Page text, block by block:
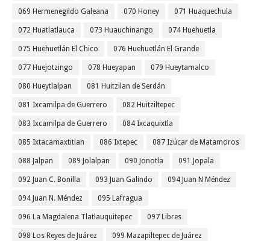
069 Hermenegildo Galeana 070 Honey 071 Huaquechula
072 Huatlatlauca 073 Huauchinango 074 Huehuetla
075 Huehuetlán El Chico 076 Huehuetlán El Grande
077 Huejotzingo 078 Hueyapan 079 Hueytamalco
080 Hueytlalpan 081 Huitzilan de Serdán
081 Ixcamilpa de Guerrero 082 Huitziltepec
083 Ixcamilpa de Guerrero 084 Ixcaquixtla
085 Ixtacamaxtitlan 086 Ixtepec 087 Izúcar de Matamoros
088 Jalpan 089 Jolalpan 090 Jonotla 091 Jopala
092 Juan C. Bonilla 093 Juan Galindo 094 Juan N Méndez
094 Juan N. Méndez 095 Lafragua
096 La Magdalena Tlatlauquitepec 097 Libres
098 Los Reyes de Juárez 099 Mazapiltepec de Juárez